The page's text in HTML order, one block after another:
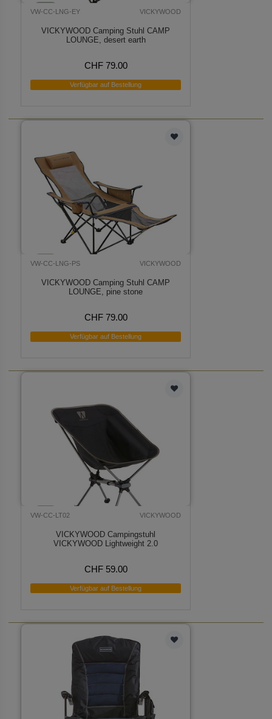
VW-CC-LNG-EY VICKYWOOD
VICKYWOOD Camping Stuhl CAMP
LOUNGE, desert earth
CHF 79.00
Verfügbar auf Bestellung
VW-CC-LNG-PS VICKYWOOD
VICKYWOOD Camping Stuhl CAMP
LOUNGE, pine stone
CHF 79.00
Verfügbar auf Bestellung
VW-CC-LT02 VICKYWOOD
VICKYWOOD Campingstuhl
VICKYWOOD Lightweight 2.0
CHF 59.00
Verfügbar auf Bestellung